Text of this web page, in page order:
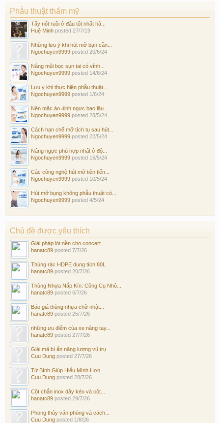
Phẫu thuật thẩm mỹ
Tẩy nốt ruồi ở đâu tốt nhất hà...
Huệ Minh posted 27/7/19
Những lưu ý khi hút mỡ bạn cần...
Ngochuyen9999 posted 20/6/24
Nâng mũi bọc sụn tai có vĩnh...
Ngochuyen9999 posted 14/6/24
Lưu ý khi thực hiện phẫu thuật...
Ngochuyen9999 posted 1/6/24
Nên mặc áo định ngực bao lâu...
Ngochuyen9999 posted 28/5/24
Cách hạn chế mỡ tích tụ sau hút...
Ngochuyen9999 posted 22/5/24
Nâng ngực phù hợp nhất ở độ...
Ngochuyen9999 posted 16/5/24
Các công nghệ hút mỡ tiên tiến...
Ngochuyen9999 posted 10/5/24
Hút mỡ bụng không phẫu thuật có...
Ngochuyen9999 posted 4/5/24
Chủ đề được yêu thích
Giải pháp lót nền cho concert...
hanatc89 posted 7/7/26
Thùng rác HDPE dung tích 80L
hanatc89 posted 20/7/26
Thùng Nhựa Nắp Kín: Công Cụ Nhỏ...
hanatc89 posted 6/7/26
Báo giá thùng nhựa chữ nhật...
hanatc89 posted 25/7/26
những ưu điểm của xe nâng tay...
hanatc89 posted 27/7/26
Giải mã bí ẩn năng lượng vũ trụ
Cuu Dung posted 27/7/26
Tử Bình Giúp Hiểu Mình Hơn
Cuu Dung posted 28/7/26
Cột chắn inox dây kéo và cột...
hanatc89 posted 29/7/26
Phong thủy văn phòng và cách...
Cuu Dung posted 1/8/26